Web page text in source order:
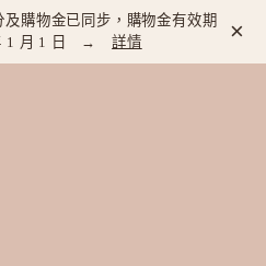
購物金已同步，購物金有效期
1 月 1 日 →詳情 ×